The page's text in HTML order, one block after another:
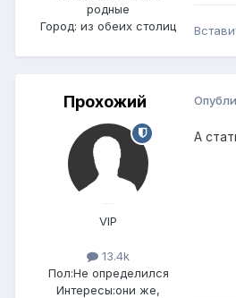
родные
Город: из обеих столиц
Прохожий
VIP
13.4k
Пол:Не определился
Интересы:они же,
А